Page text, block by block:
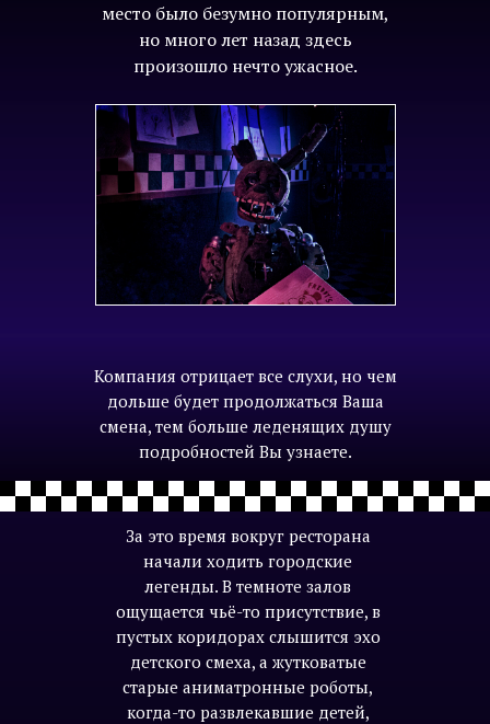
место было безумно популярным,
но много лет назад здесь
произошло нечто ужасное.
Компания отрицает все слухи, но чем
дольше будет продолжаться Ваша
смена, тем больше леденящих душу
подробностей Вы узнаете.
За это время вокруг ресторана
начали ходить городские
легенды. В темноте залов
ощущается чьё-то присутствие, в
пустых коридорах слышится эхо
детского смеха, а жутковатые
старые аниматронные роботы,
когда-то развлекавшие детей,